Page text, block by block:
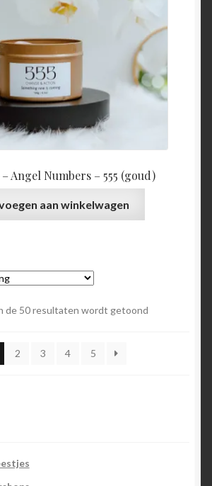
– Angel Numbers – 555 (goud)
aan winkelwagen
de 50 resultaten wordt getoond
2 3 4 5